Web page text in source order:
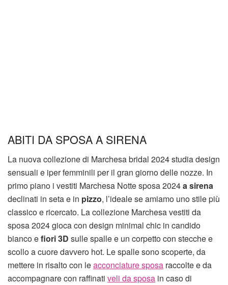
ABITI DA SPOSA A SIRENA
La nuova collezione di Marchesa bridal 2024 studia design
sensuali e iper femminili per il gran giorno delle nozze. In
primo piano i vestiti Marchesa Notte sposa 2024a sirena
declinati in seta e in pizzo, l’ideale se amiamo uno stile più
classico e ricercato. La collezione Marchesa vestiti da
sposa 2024 gioca con design minimal chic in candido
bianco efiori 3D sulle spalle e un corpetto con stecche e
scollo a cuore davvero hot. Le spalle sono scoperte, da
mettere in risalto con leacconciature sposa raccolte e da
accompagnare con raffinati veli da sposa in caso di